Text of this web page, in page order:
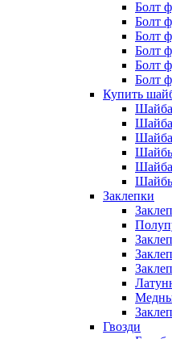
Болт
Болт
Болт
Болт
Болт
Болт
Купить
Шайба
Шайба
Заклепки
Гвозди